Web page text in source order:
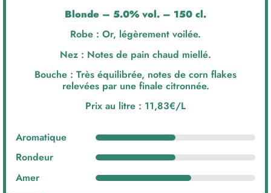
Blonde – 5.0% vol. – 150 cl.
Robe : Or, légèrement voilée.
Nez : Notes de pain chaud miellé.
Bouche : Très équilibrée, notes de corn flakes
relevées par une finale citronnée.
Prix au litre : 11,83€/L
Aromatique
Rondeur
Amer